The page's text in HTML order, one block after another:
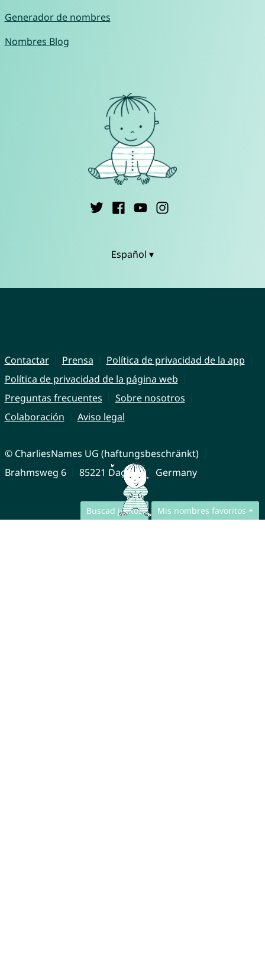
Buscad juntos Mis nombres favoritos
Generador de nombres
Nombres Blog
Español ▾
Contactar Prensa
Política de privacidad de la app
Política de privacidad de la página web
Preguntas frecuentes
Sobre nosotros
Colaboración
Aviso legal
© CharliesNames UG (haftungsbeschränkt)
Brahmsweg 6
85221 Dachau Germany